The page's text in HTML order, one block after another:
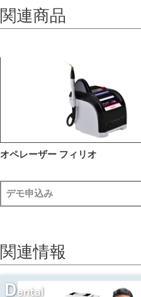
関連商品
オペレーザー フィリオ
デモ申込み
関連情報